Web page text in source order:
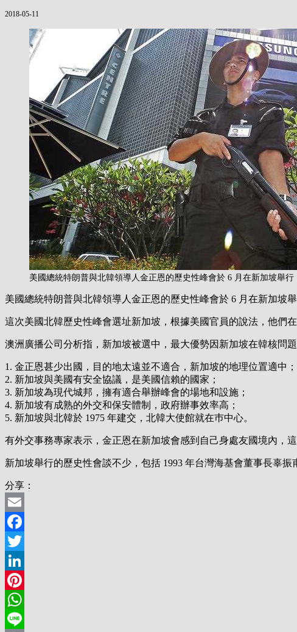
2018-05-11
美國總統特朗普與北韓領導人金正恩的歷史性峰會於 6 月在新加坡舉行
美國總統特朗普與北韓領導人金正恩的歷史性峰會於 6 月在新加坡
這次美國北韓歷史性峰會選址新加坡，根據美國官員的說法，他們
澳洲廣播公司分析指，新加坡被選中，最大優勢因新加坡在韓核問
1. 金正恩甚少出國，目的地太遠並不適合，新加坡的地理位置適中；
2. 新加坡與美國有安全協議，是美國信賴的國家；
3. 新加坡為現代城邦，擁有適合舉辦峰會的場地和設施；
4. 新加坡有成熟的外交和保安體制，政府辦事效率高；
5. 新加坡與北韓於 1975 年建交，北韓大使館就在巿中心。
有外交事務專家表示，金正恩在新加坡會感到自己身處友國境內，
新加坡舉行的歷史性會談不少，包括 1993 年台灣海基會董事長辜振
分享：
Email
Facebook
Twitter
LinkedIn
Pinterest
WhatsApp